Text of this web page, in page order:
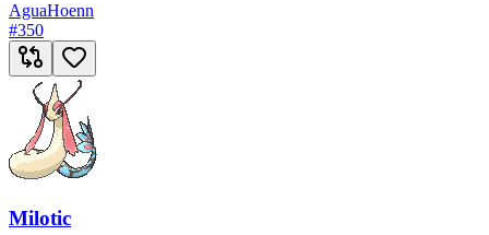
AguaHoenn
#350
Milotic